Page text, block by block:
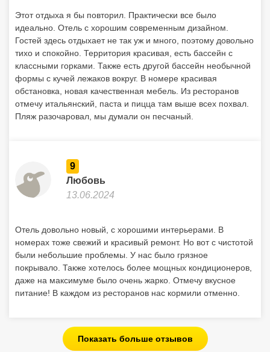
Этот отдыха я бы повторил. Практически все было
идеально. Отель с хорошим современным дизайном.
Гостей здесь отдыхает не так уж и много, поэтому довольно
тихо и спокойно. Территория красивая, есть бассейн с
классными горками. Также есть другой бассейн необычной
формы с кучей лежаков вокруг. В номере красивая
обстановка, новая качественная мебель. Из ресторанов
отмечу итальянский, паста и пицца там выше всех похвал.
Пляж разочаровал, мы думали он песчаный.
9
Любовь
13.06.2024
Отель довольно новый, с хорошими интерьерами. В
номерах тоже свежий и красивый ремонт. Но вот с чистотой
были небольшие проблемы. У нас было грязное
покрывало. Также хотелось более мощных кондиционеров,
даже на максимуме было очень жарко. Отмечу вкусное
питание! В каждом из ресторанов нас кормили отменно.
Показать больше отзывов